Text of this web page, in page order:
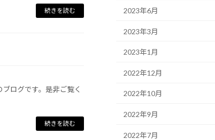
続きを読む
ログです。是非ご覧く
続きを読む
2023年6月
2023年3月
2023年1月
2022年12月
2022年10月
2022年9月
2022年7月